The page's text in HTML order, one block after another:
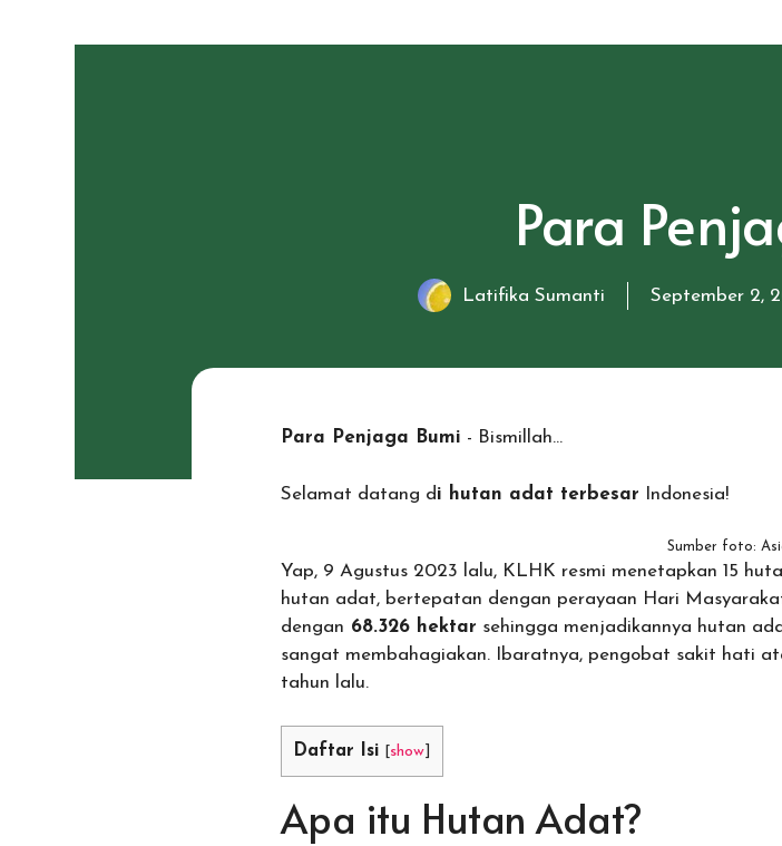
Para
Latifika Sumanti September 2,
Para Penjaga Bumi - Bismillah…
Selamat datang di hutan adat terbesar Indonesia!
Sumber foto:
Yap, 9 Agustus 2023 lalu, KLHK resmi menetapkan 15
hutan adat, bertepatan dengan perayaan Hari
dengan 68.326 hektar sehingga menjadikannya hutan
sangat membahagiakan. Ibaratnya, pengobat sakit hati
tahun lalu.
Daftar Isi [show]
Apa itu Hutan Adat?